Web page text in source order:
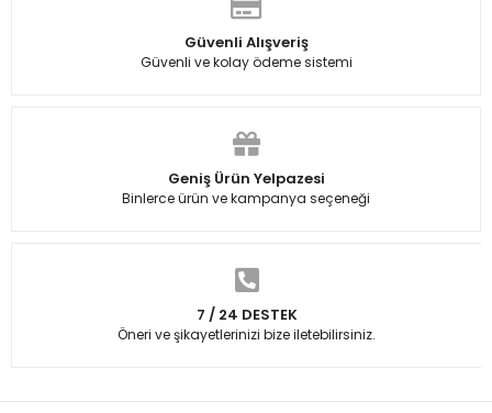
Güvenli Alışveriş
Güvenli ve kolay ödeme sistemi
Geniş Ürün Yelpazesi
Binlerce ürün ve kampanya seçeneği
7 / 24 DESTEK
Öneri ve şikayetlerinizi bize iletebilirsiniz.